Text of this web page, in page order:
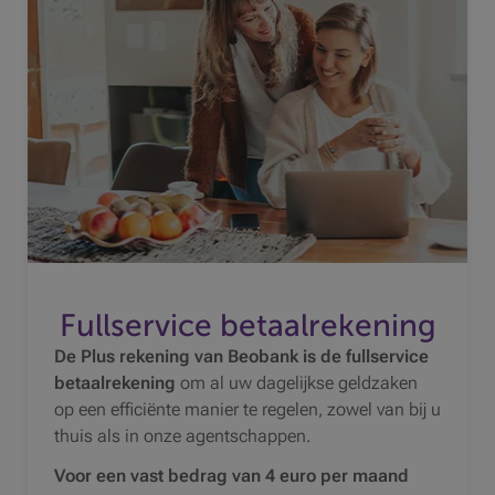
Fullservice betaalrekening
De Plus rekening van Beobank is de fullservice
betaalrekening om al uw dagelijkse geldzaken
op een efficiënte manier te regelen, zowel van bij u
thuis als in onze agentschappen.
Voor een vast bedrag van 4 euro per maand